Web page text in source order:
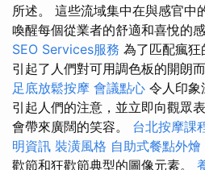
所述。 這些流域集中在與感官中
喚醒每個從業者的舒適和喜悅的
SEO Services服務 為了匹配瘋
引起了人們對可用調色板的開朗
足底放鬆按摩 會議點心 令人印象
引起人們的注意，並立即向觀眾
會帶來廣闊的笑容。 台北按摩課
明資訊 裝潢風格 自助式餐點外燴
歡節和狂歡節典型的圖像元素。